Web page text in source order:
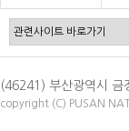
(46241) 부산광역시 금
copyright (C) PUSAN